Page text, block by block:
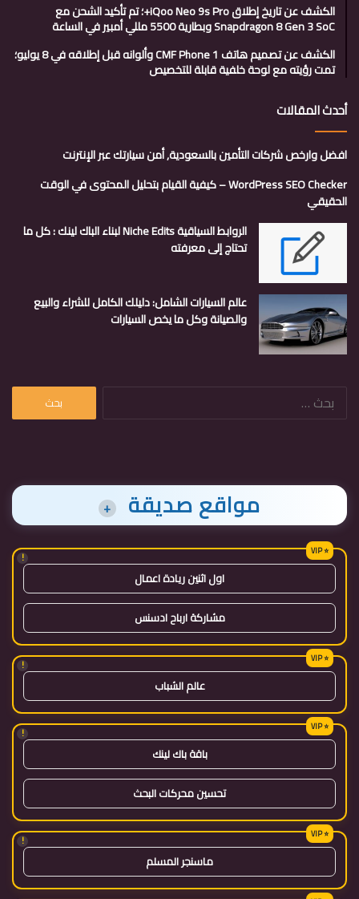
الكشف عن تاريخ إطلاق iQoo Neo 9s Pro+؛ تم تأكيد الشحن مع
Snapdragon 8 Gen 3 SoC وبطارية 5500 مللي أمبير في الساعة
الكشف عن تصميم هاتف CMF Phone 1 وألوانه قبل إطلاقه في 8 يوليو؛
تمت رؤيته مع لوحة خلفية قابلة للتخصيص
أحدث المقالات
افضل وارخص شركات التأمين بالسعودية, أمن سيارتك عبر الإنترنت
WordPress SEO Checker – كيفية القيام بتحليل المحتوى في الوقت
الحقيقي
الروابط السياقية Niche Edits لبناء الباك لينك : كل ما
تحتاج إلى معرفته
عالم السيارات الشامل: دليلك الكامل للشراء والبيع
والصيانة وكل ما يخص السيارات
البحث
مواقع صديقة +
!
اول اثنين ريادة اعمال
مشاركة ارباح ادسنس
!
عالم الشباب
!
باقة باك لينك
تحسين محركات البحث
!
ماسنجر المسلم